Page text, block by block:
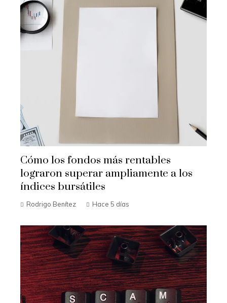
Cómo los fondos más rentables
lograron superar ampliamente a los
índices bursátiles
Rodrigo Benítez Hace 5 días